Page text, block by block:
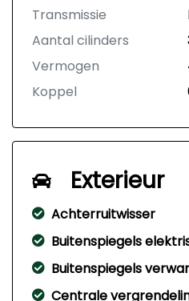
Transmissie
Aantal cilinders
Vermogen
Koppel
Exterieur
Achterruitwisser
Buitenspiegels
Buitenspiegels
Centrale